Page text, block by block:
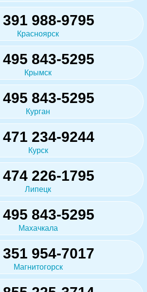
391 988-9795
Красноярск
495 843-5295
Крымск
495 843-5295
Курган
471 234-9244
Курск
474 226-1795
Липецк
495 843-5295
Махачкала
351 954-7017
Магнитогорск